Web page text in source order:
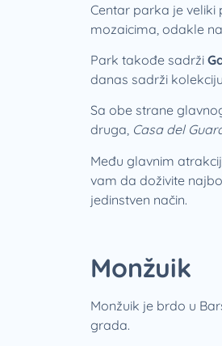
Centar parka je
mozaicima, odakle
Park takođe sadrži
danas sadrži
Sa obe strane
druga, Casa del
Među glavnim
vam da doživite
jedinstven način.
Monžuik
Monžuik je brdo u
grada.